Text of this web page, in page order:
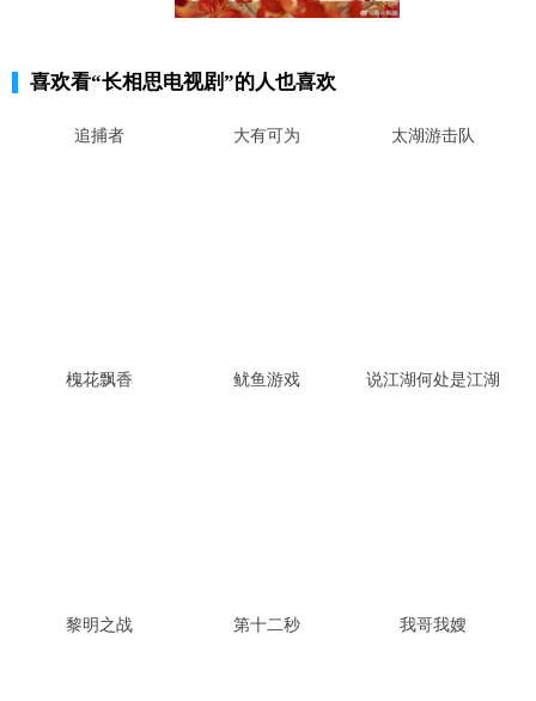
喜欢看“长相思电视剧”的人也喜欢
追捕者 大有可为 太湖游击队
槐花飘香 鱿鱼游戏 说江湖何处是江湖
黎明之战 第十二秒 我哥我嫂